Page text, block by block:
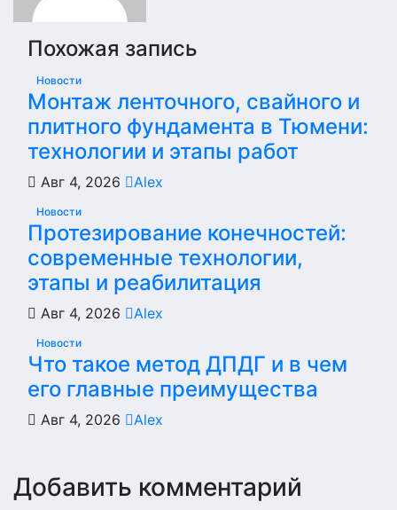
Похожая запись
Новости
Монтаж ленточного, свайного и
плитного фундамента в Тюмени:
технологии и этапы работ
Авг 4, 2026 Alex
Новости
Протезирование конечностей:
современные технологии,
этапы и реабилитация
Авг 4, 2026 Alex
Новости
Что такое метод ДПДГ и в чем
его главные преимущества
Авг 4, 2026 Alex
Добавить комментарий